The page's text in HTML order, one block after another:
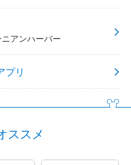
アンハーバー
プリ
ススメ